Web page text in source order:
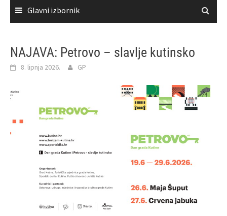
Glavni izbornik
NAJAVA: Petrovo – slavlje kutinsko
8. lipnja 2026. GP